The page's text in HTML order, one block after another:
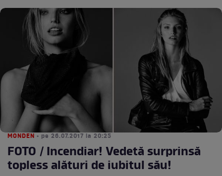
MONDEN • pe 26.07.2017 la 20:25
FOTO / Incendiar! Vedetă surprinsă
topless alături de iubitul său!